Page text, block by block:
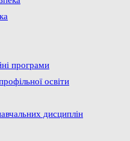
програми
освіти
дисциплін